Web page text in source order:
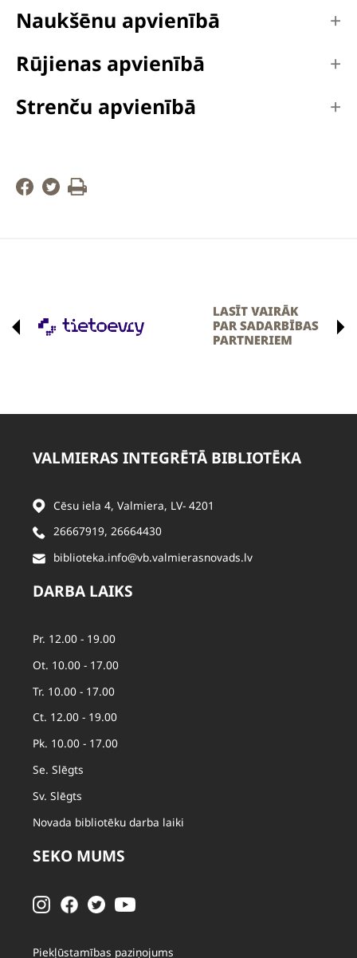
Naukšēnu apvienībā
Rūjienas apvienībā
Strenču apvienībā
VALMIERAS INTEGRĒTĀ BIBLIOTĒKA
Cēsu iela 4, Valmiera, LV- 4201
26667919, 26664430
biblioteka.info@vb.valmierasnovads.lv
DARBA LAIKS
Pr. 12.00 - 19.00
Ot. 10.00 - 17.00
Tr. 10.00 - 17.00
Ct. 12.00 - 19.00
Pk. 10.00 - 17.00
Se. Slēgts
Sv. Slēgts
Novada bibliotēku darba laiki
SEKO MUMS
Piekļūstamības paziņojums